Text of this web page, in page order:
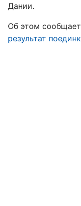
Дании.
Об этом сообщает
результат